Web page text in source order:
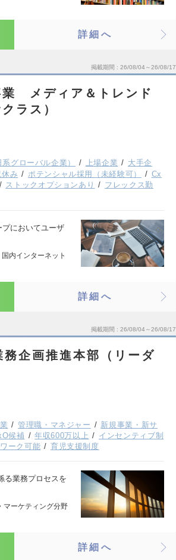
詳細へ
掲載期間 26/08/04～26/08/17
業 メディア＆トレンド
ラス）
グローバル企業） 上場企業
大手企
み ポテンシャル採用（未経験可）
Cx
ストックオプションあり
フレックス勤
においてユーザ
内インターネット
詳細へ
掲載期間 26/08/04～26/08/17
企画推進本部（リーダ
管理職・マネジャー
新規事業・新サ
候補 年収600万以上
インセンティブ制
ーク可能 育児支援制度
る業務プロセスを
マーケティング分野
詳細へ